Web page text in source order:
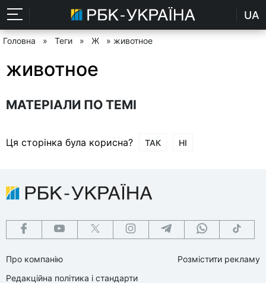
UA
Головна » Теги » Ж » животное
животное
МАТЕРІАЛИ ПО ТЕМІ
Ця сторінка була корисна? ТАК НІ
Про компанію
Редакційна політика і стандарти
Розмістити рекламу